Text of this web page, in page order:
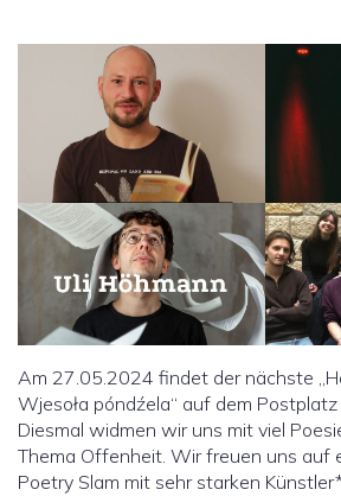
Am 27.05.2024 findet der nächste
Wjesoła póndźela“ auf dem
Diesmal widmen wir uns mit viel
Thema Offenheit. Wir freuen uns auf
Poetry Slam mit sehr starken